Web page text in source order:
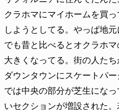
クラホマにマイホームを買
しようとしてる。やっぱ地
でも昔と比べるとオクラホ
大きくなってる。街の人たち
ダウンタウンにスケートパ
では中央の部分が芝生にな
いセクションが増設された